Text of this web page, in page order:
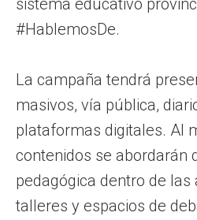
#HablemosDe.
La campaña tendrá
masivos, vía pública,
plataformas digitales. Al
contenidos se abordarán
pedagógica dentro de
talleres y espacios de